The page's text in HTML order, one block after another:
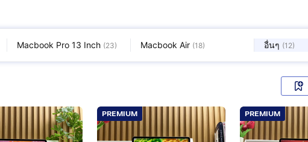
Macbook Pro 13 Inch (23) Macbook Air (18) อื่นๆ (12)
PREMIUM PREMIUM